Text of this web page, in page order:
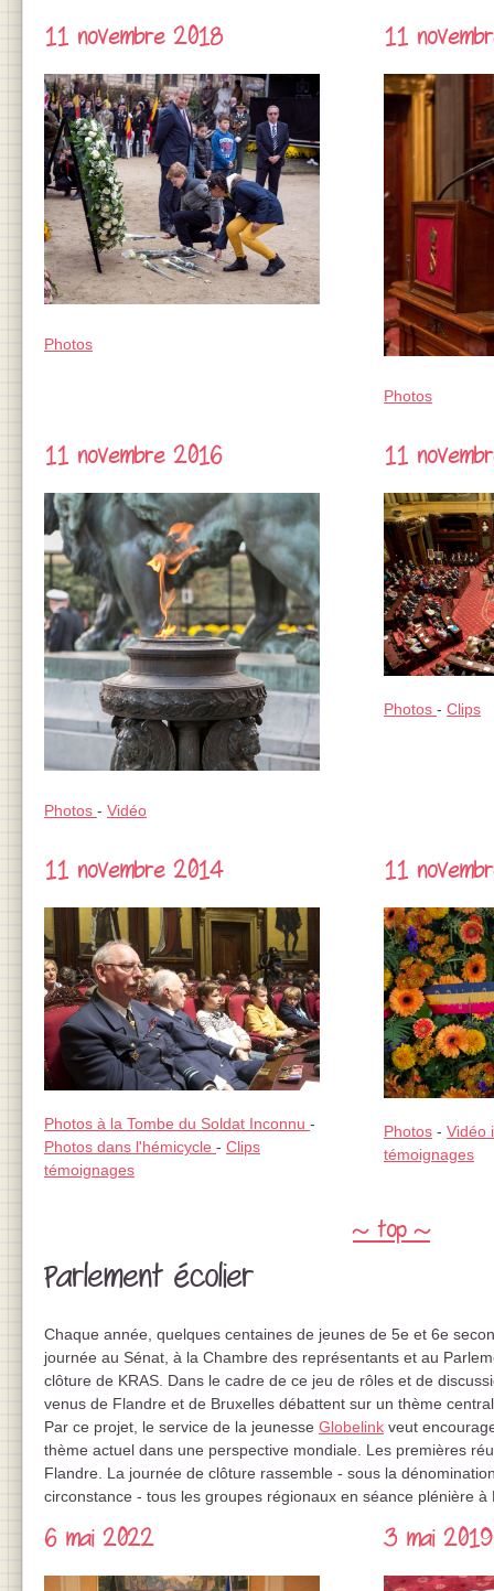
11 novembre 2018
Photos
11
Photos
11 novembre 2016
Photos - Vidéo
11
Photos - Clips
11 novembre 2014
Photos à la Tombe du Soldat Inconnu -
Photos dans l'hémicycle - Clips
témoignages
11
Photos - Vidéo
témoignages
~ top ~
Parlement écolier
Chaque année, quelques centaines de jeunes de 5e et 6e
journée au Sénat, à la Chambre des représentants et au
clôture de KRAS. Dans le cadre de ce jeu de rôles et de
venus de Flandre et de Bruxelles débattent sur un thème
Par ce projet, le service de la jeunesse Globelink veut
thème actuel dans une perspective mondiale. Les premières
Flandre. La journée de clôture rassemble - sous la
circonstance - tous les groupes régionaux en séance plénière
6 mai 2022 3 mai 2019